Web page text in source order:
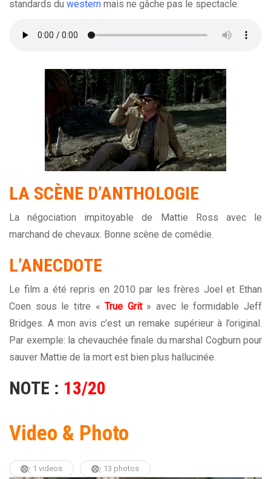
standards du western mais ne gâche pas le spectacle.
LA SCÈNE D’ANTHOLOGIE
La négociation impitoyable de Mattie Ross avec le
marchand de chevaux. Bonne scène de comédie.
L’ANECDOTE
Le film a été repris en 2010 par les frères Joel et Ethan
Coen sous le titre «True Grit» avec le formidable Jeff
Bridges. A mon avis c’est un remake supérieur à l’original.
Par exemple: la chevauchée finale du marshal Cogburn pour
sauver Mattie de la mort est bien plus hallucinée.
NOTE : 13/20
Video & Photo
1 videos 13 photos